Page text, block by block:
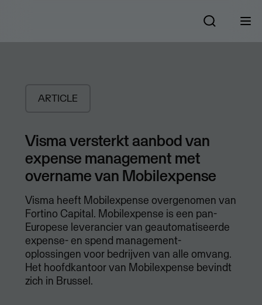
ARTICLE
Visma versterkt aanbod van
expense management met
overname van Mobilexpense
Visma heeft Mobilexpense overgenomen van
Fortino Capital. Mobilexpense is een pan-
Europese leverancier van geautomatiseerde
expense- en spend management-
oplossingen voor bedrijven van alle omvang.
Het hoofdkantoor van Mobilexpense bevindt
zich in Brussel.